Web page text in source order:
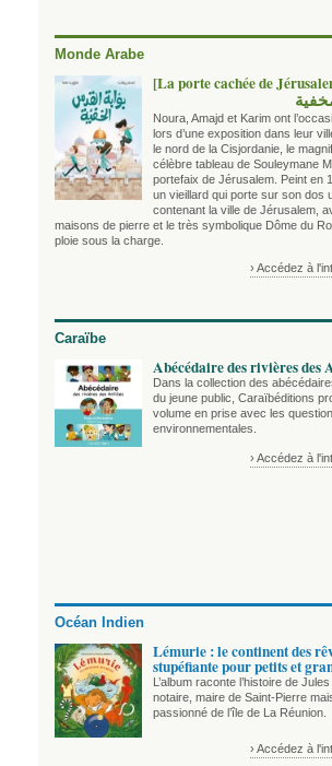
Monde Arabe
[La porte cachée de
Noura, Amajd et Karim ont
lors d’une exposition dans leur
le nord de la Cisjordanie, le
célèbre tableau de Souleymane
portefaix de Jérusalem. Peint en
un vieillard qui porte sur son dos
contenant la ville de Jérusalem,
maisons de pierre et le très symbolique Dôme du
ploie sous la charge.
› Accédez à
Caraïbe
Abécédaire des rivières des
Dans la collection des
du jeune public, Caraïbéditions
volume en prise avec les
environnementales.
› Accédez à
Océan Indien
Lémurie : le continent des
stupéfiante pour petits et
L’album raconte l’histoire de
notaire, maire de Saint-Pierre
passionné de l’île de La Réunion.
› Accédez à